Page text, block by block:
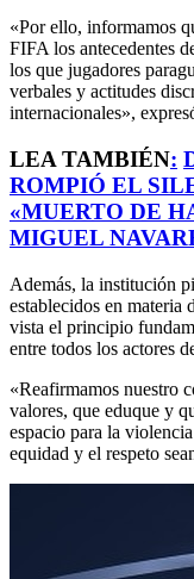
«Por ello, informamos
FIFA los antecedentes
los que jugadores
verbales y actitudes
internacionales»,
LEA TAMBIÉN:
ROMPIÓ EL
«MUERTO DE
MIGUEL
Además, la institución
establecidos en materia
vista el principio
entre todos los actores
«Reafirmamos nuestro
valores, que eduque y
espacio para la
equidad y el respeto